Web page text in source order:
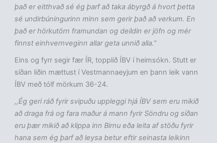
það er eitthvað sé ég þarf að taka ábyrgð á hvort þetta
sé undirbúningurinn minn sem gerir það að verkum. En
það er hörkutörn framundan og deildin er jöfn og mér
finnst einhvernveginn allar geta unnið alla.”
Eins og fyrr segir fær ÍR, topplið ÍBV í heimsókn. Stutt er
síðan liðin mættust í Vestmannaeyjum en þann leik vann
ÍBV með tólf mörkum 36-24.
,,Ég geri ráð fyrir svipuðu uppleggi hjá ÍBV sem eru mikið
að draga frá og fara maður á mann fyrir Söndru og síðan
eru þær mikið að klippa inn Birnu eða leita af stöðu fyrir
hana sem ég þarf að leysa betur eftir seinasta leikinn